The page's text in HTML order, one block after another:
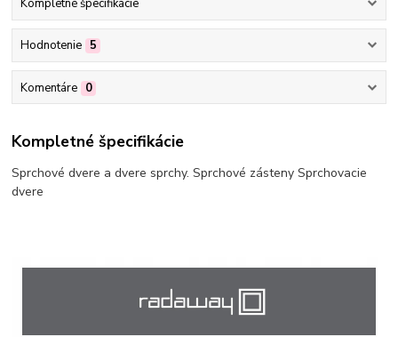
Kompletné špecifikácie
Hodnotenie 5
Komentáre 0
Kompletné špecifikácie
Sprchové dvere a dvere sprchy. Sprchové zásteny Sprchovacie
dvere